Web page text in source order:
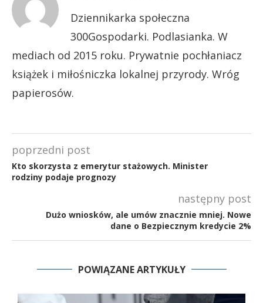
Dziennikarka społeczna
300Gospodarki. Podlasianka. W
mediach od 2015 roku. Prywatnie pochłaniacz
książek i miłośniczka lokalnej przyrody. Wróg
papierosów.
poprzedni post
Kto skorzysta z emerytur stażowych. Minister
rodziny podaje prognozy
następny post
Dużo wniosków, ale umów znacznie mniej. Nowe
dane o Bezpiecznym kredycie 2%
POWIĄZANE ARTYKUŁY